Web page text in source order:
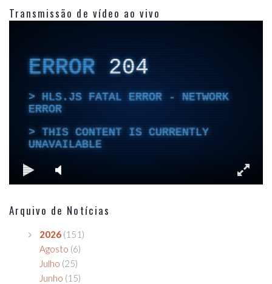
Transmissão de vídeo ao vivo
Arquivo de Notícias
2026 (151)
Agosto (6)
Julho (25)
Junho (15)